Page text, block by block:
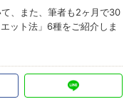
、また、筆者も2ヶ月で30
ット法」6種をご紹介しま